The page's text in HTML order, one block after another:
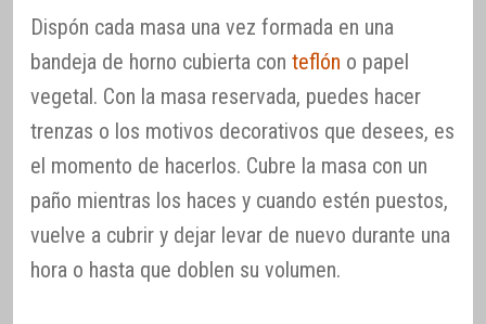
Dispón cada masa una vez formada en una
bandeja de horno cubierta con teflón o papel
vegetal. Con la masa reservada, puedes hacer
trenzas o los motivos decorativos que desees, es
el momento de hacerlos. Cubre la masa con un
paño mientras los haces y cuando estén puestos,
vuelve a cubrir y dejar levar de nuevo durante una
hora o hasta que doblen su volumen.